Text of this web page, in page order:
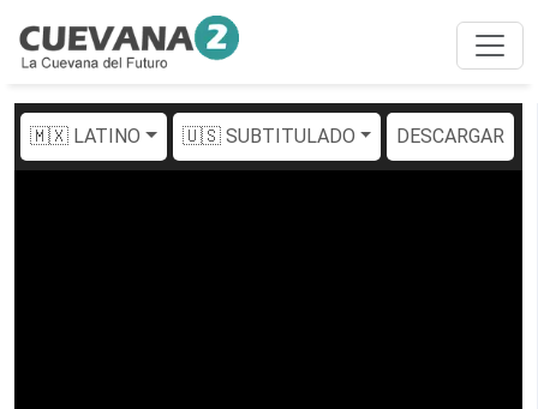
🇲🇽 LATINO 🇺🇸 SUBTITULADO DESCARGAR